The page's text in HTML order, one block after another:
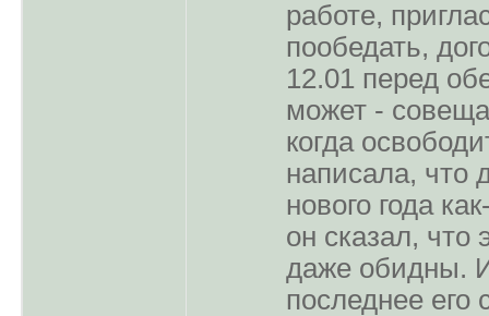
работе,
пообедать,
12.01 перед
может -
когда
написала, что
нового года
он сказал, что
даже обидны.
последнее его